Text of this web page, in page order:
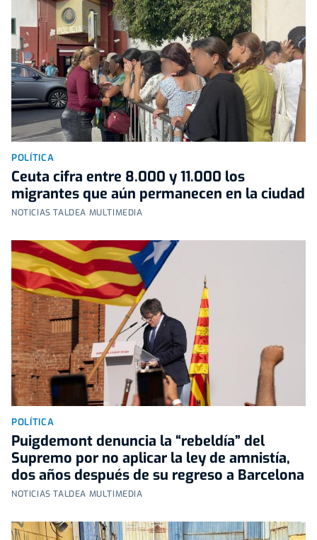
POLÍTICA
Ceuta cifra entre 8.000 y 11.000 los
migrantes que aún permanecen en la ciudad
NOTICIAS TALDEA MULTIMEDIA
POLÍTICA
Puigdemont denuncia la “rebeldía” del
Supremo por no aplicar la ley de amnistía,
dos años después de su regreso a Barcelona
NOTICIAS TALDEA MULTIMEDIA